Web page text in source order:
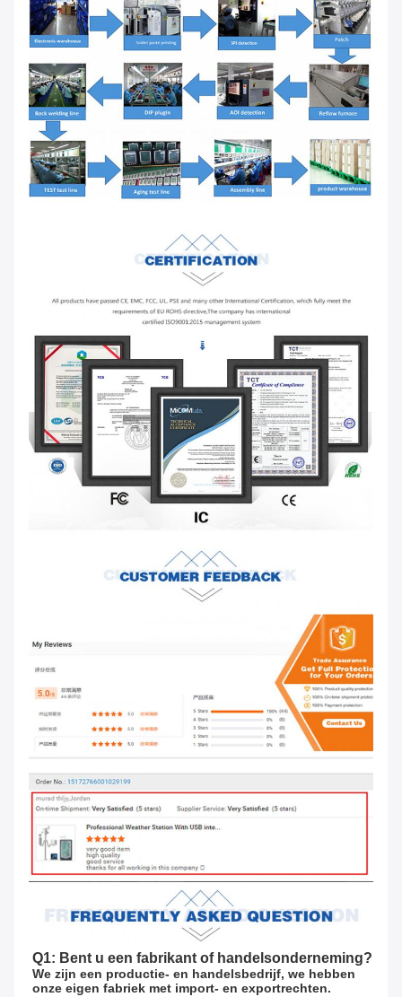
Q1: Bent u een fabrikant of handelsonderneming?
We zijn een productie- en handelsbedrijf, we hebben
onze eigen fabriek met import- en exportrechten.